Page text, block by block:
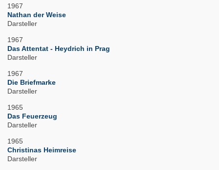
1967
Nathan der Weise
Darsteller
1967
Das Attentat - Heydrich in Prag
Darsteller
1967
Die Briefmarke
Darsteller
1965
Das Feuerzeug
Darsteller
1965
Christinas Heimreise
Darsteller